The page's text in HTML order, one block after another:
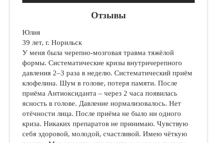
Отзывы
Юлия
39 лет, г. Норильск
У меня была черепно-мозговая травма тяжёлой
формы. Систематические кризы внутричерепного
давления 2–3 раза в неделю. Систематический приём
клофелина. Шум в голове, потеря памяти. После
приёма Антиоксиданта – через 2 часа появилась
ясность в голове. Давление нормализовалось. Нет
отёчности лица. После приёма не было ни одного
криза. Никаких препаратов не принимаю. Чувствую
себя здоровой, молодой, счастливой. Имею чёткую